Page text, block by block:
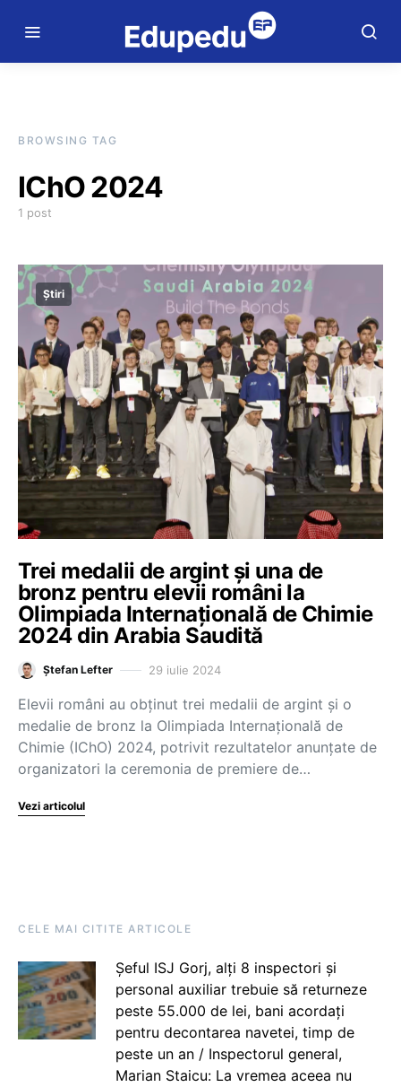
BROWSING TAG
IChO 2024
1 post
Știri
Trei medalii de argint și una de
bronz pentru elevii români la
Olimpiada Internațională de Chimie
2024 din Arabia Saudită
Ștefan Lefter 29 iulie 2024
Elevii români au obținut trei medalii de argint și o
medalie de bronz la Olimpiada Internațională de
Chimie (IChO) 2024, potrivit rezultatelor anunțate de
organizatori la ceremonia de premiere de…
Vezi articolul
CELE MAI CITITE ARTICOLE
Șeful ISJ Gorj, alți 8 inspectori și
personal auxiliar trebuie să returneze
peste 55.000 de lei, bani acordați
pentru decontarea navetei, timp de
peste un an / Inspectorul general,
Marian Staicu: La vremea aceea nu